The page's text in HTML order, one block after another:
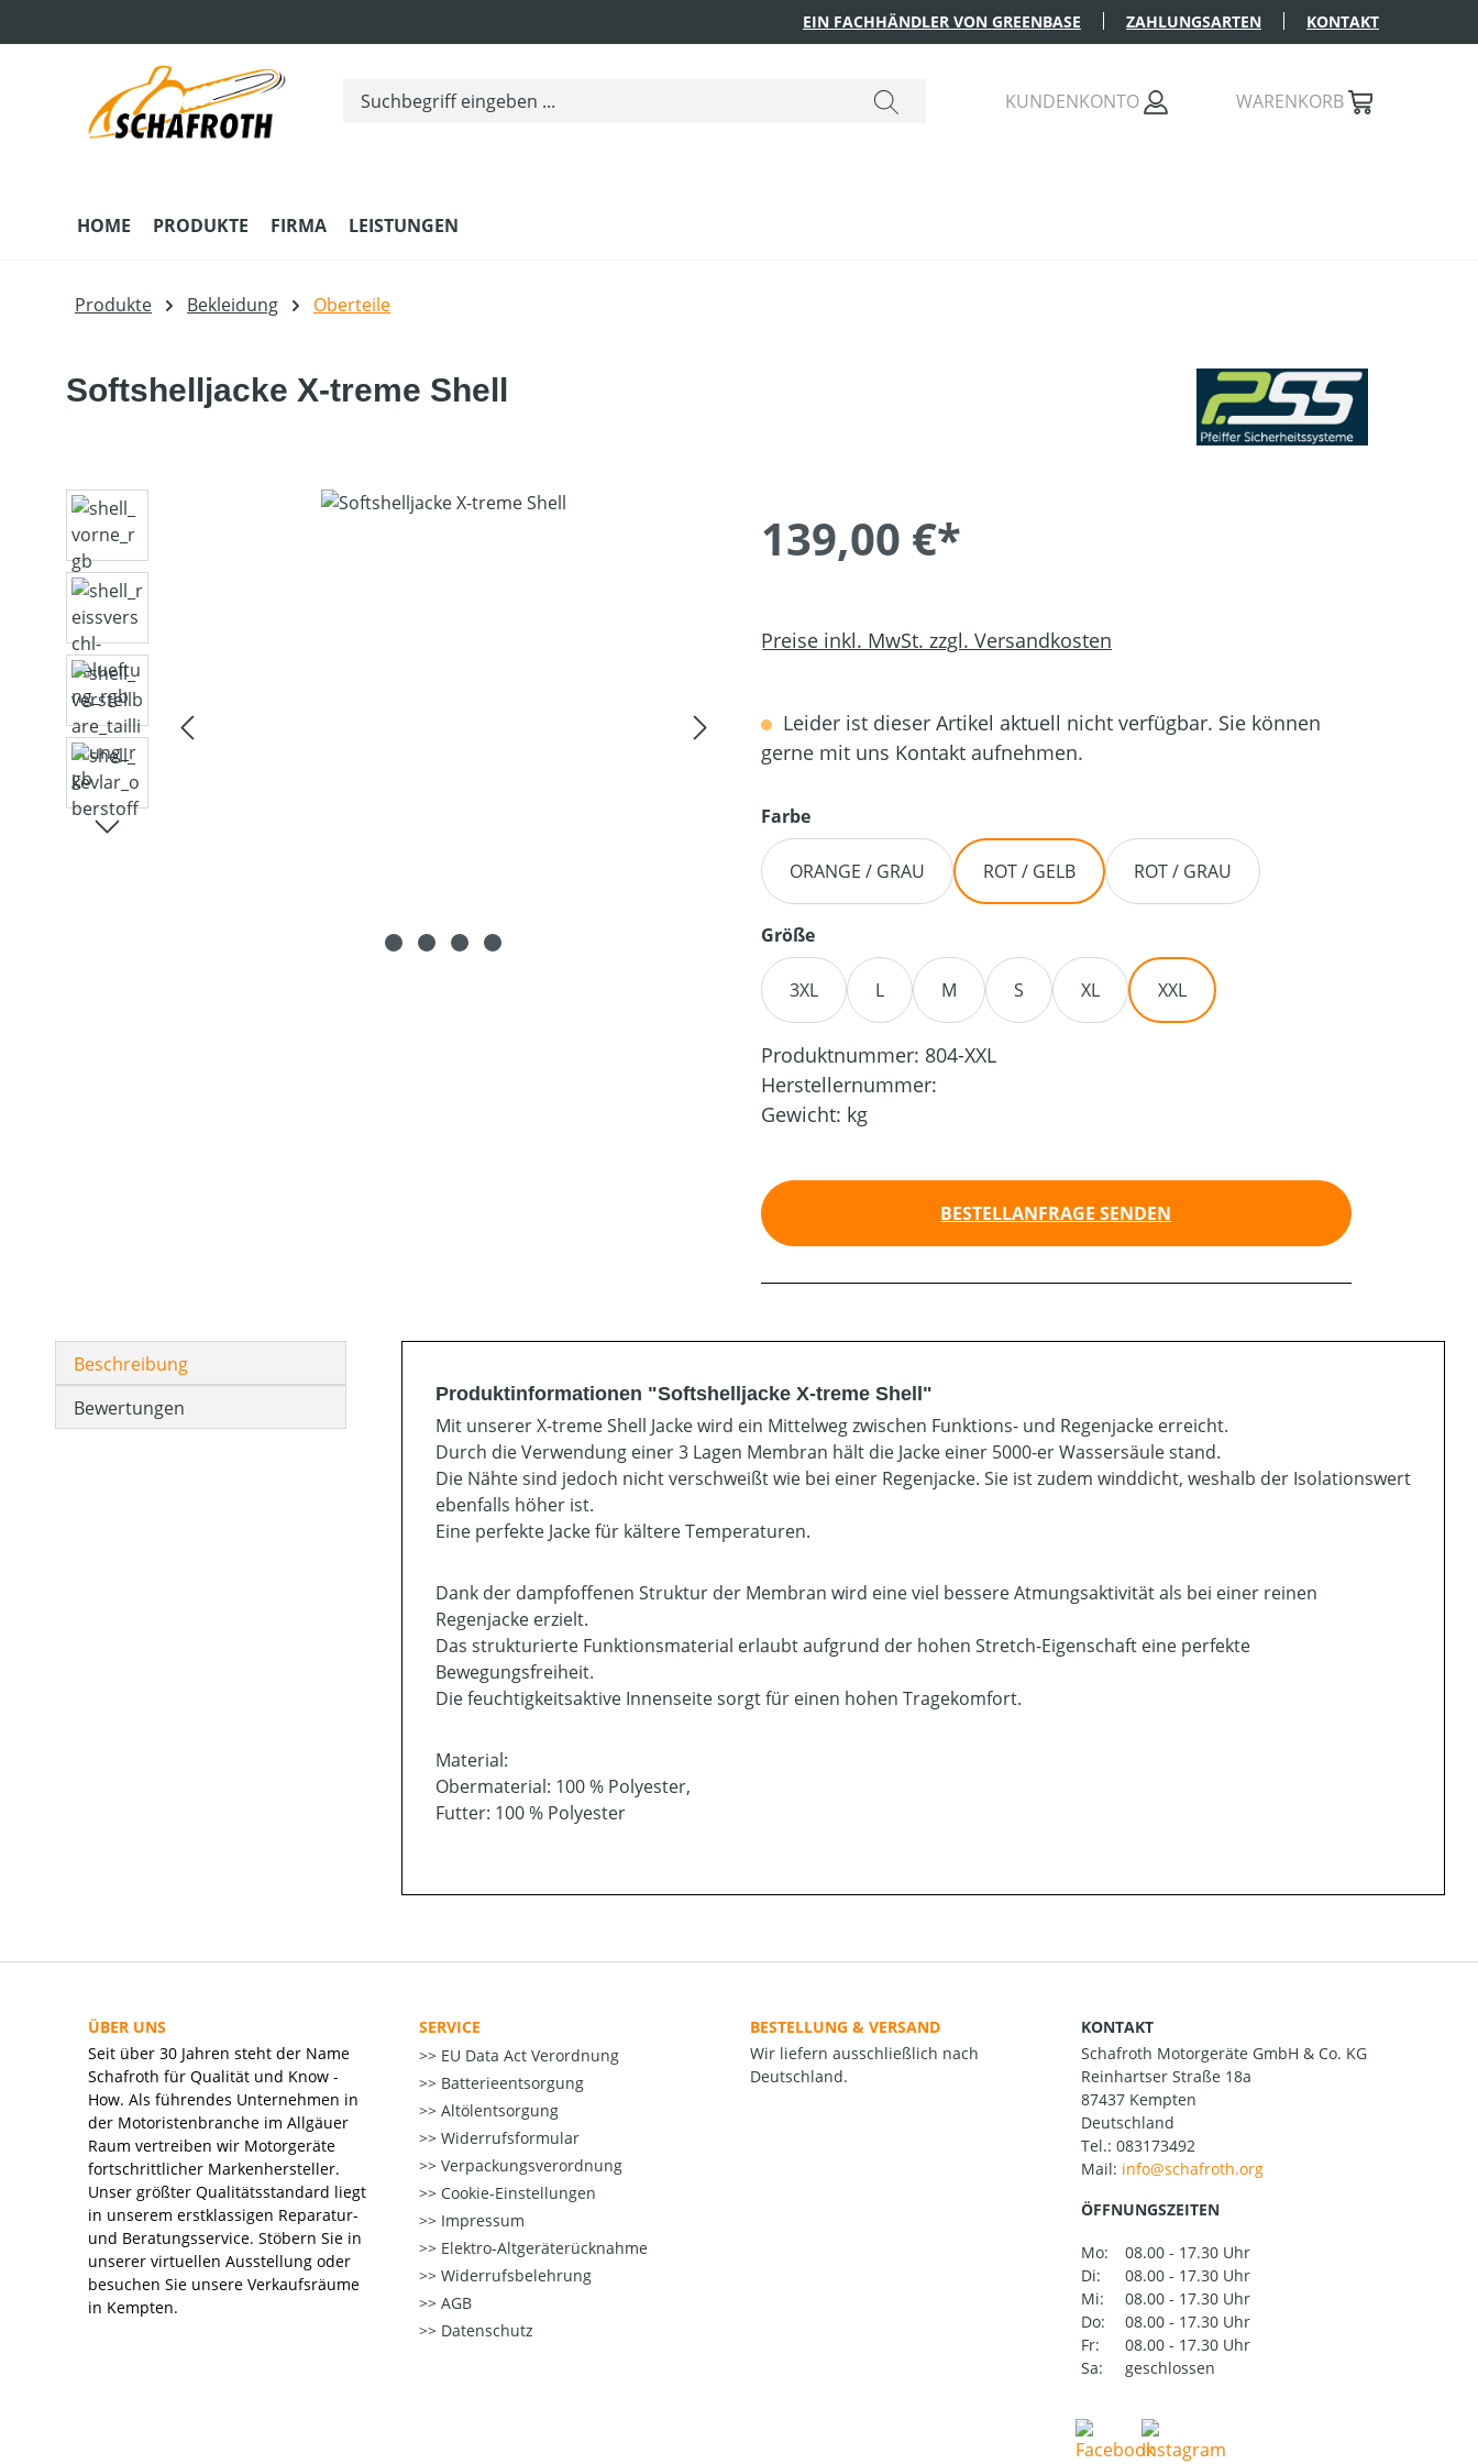
EIN FACHHÄNDLER VON GREENBASE ZAHLUNGSARTEN KONTAKT
KUNDENKONTO WARENKORB
HOME PRODUKTE FIRMA LEISTUNGEN
Produkte Bekleidung Oberteile
Softshelljacke X-treme Shell
Bildergalerie überspringen
139,00 €*
Preise inkl. MwSt. zzgl. Versandkosten
Leider ist dieser Artikel aktuell nicht verfügbar. Sie können
gerne mit uns Kontakt aufnehmen.
Farbeauswählen
ORANGE / GRAU ROT / GELB ROT / GRAU
Größeauswählen
3XL L M S XL XXL
Produktnummer: 804-XXL
Herstellernummer:
Gewicht: kg
BESTELLANFRAGE SENDEN
Beschreibung
Bewertungen
Produktinformationen "Softshelljacke X-treme Shell"
Mit unserer X-treme Shell Jacke wird ein Mittelweg zwischen Funktions- und Regenjacke erreicht.
Durch die Verwendung einer 3 Lagen Membran hält die Jacke einer 5000-er Wassersäule stand.
Die Nähte sind jedoch nicht verschweißt wie bei einer Regenjacke. Sie ist zudem winddicht, weshalb der Isolationswert
ebenfalls höher ist.
Eine perfekte Jacke für kältere Temperaturen.
Dank der dampfoffenen Struktur der Membran wird eine viel bessere Atmungsaktivität als bei einer reinen
Regenjacke erzielt.
Das strukturierte Funktionsmaterial erlaubt aufgrund der hohen Stretch-Eigenschaft eine perfekte
Bewegungsfreiheit.
Die feuchtigkeitsaktive Innenseite sorgt für einen hohen Tragekomfort.
Material:
Obermaterial: 100 % Polyester,
Futter: 100 % Polyester
ÜBER UNS
Seit über 30 Jahren steht der Name
Schafroth für Qualität und Know -
How. Als führendes Unternehmen in
der Motoristenbranche im Allgäuer
Raum vertreiben wir Motorgeräte
fortschrittlicher Markenhersteller.
Unser größter Qualitätsstandard liegt
in unserem erstklassigen Reparatur-
und Beratungsservice. Stöbern Sie in
unserer virtuellen Ausstellung oder
besuchen Sie unsere Verkaufsräume
in Kempten.
SERVICE
EU Data Act Verordnung
Batterieentsorgung
Altölentsorgung
Widerrufsformular
Verpackungsverordnung
Cookie-Einstellungen
Impressum
Elektro-Altgeräterücknahme
Widerrufsbelehrung
AGB
Datenschutz
BESTELLUNG & VERSAND
Wir liefern ausschließlich nach
Deutschland.
KONTAKT
Schafroth Motorgeräte GmbH & Co. KG
Reinhartser Straße 18a
87437 Kempten
Deutschland
Tel.: 083173492
Mail:
ÖFFNUNGSZEITEN
Mo:
08.00 - 17.30 Uhr
Di:
08.00 - 17.30 Uhr
Mi:
08.00 - 17.30 Uhr
Do:
08.00 - 17.30 Uhr
Fr:
08.00 - 17.30 Uhr
Sa:
geschlossen